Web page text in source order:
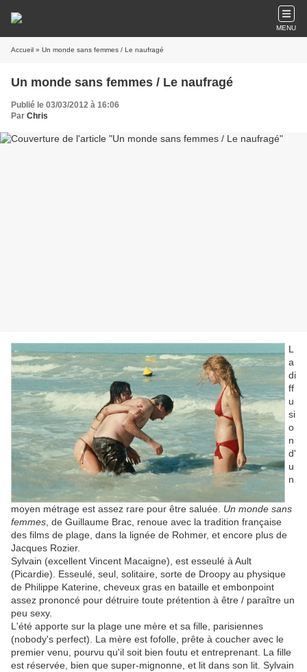
MENU
Accueil » Un monde sans femmes / Le naufragé
Un monde sans femmes / Le naufragé
Publié le 03/03/2012 à 16:06
Par Chris
L
a
di
ff
u
si
o
n
d'
u
n
moyen métrage est assez rare pour être saluée. Un monde sans
femmes , de Guillaume Brac, renoue avec la tradition française
des films de plage, dans la lignée de Rohmer, et encore plus de
Jacques Rozier.
Sylvain (excellent Vincent Macaigne), est esseulé à Ault
(Picardie). Esseulé, seul, solitaire, sorte de Droopy au physique
de Philippe Katerine, cheveux gras en bataille et embonpoint
assez prononcé pour détruire toute prétention à être / paraître un
peu sexy.
L'été apporte sur la plage une mère et sa fille, parisiennes
(nobody's perfect). La mère est fofolle, prête à coucher avec le
premier venu, pourvu qu'il soit bien foutu et entreprenant. La fille
est réservée, bien que super-mignonne, et lit dans son lit. Sylvain